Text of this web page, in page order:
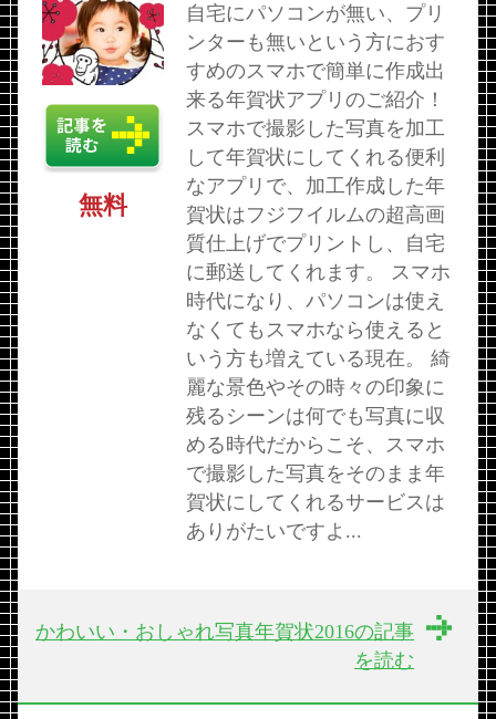
自宅にパソコンが無い、プリ
ンターも無いという方におす
すめのスマホで簡単に作成出
来る年賀状アプリのご紹介！
スマホで撮影した写真を加工
して年賀状にしてくれる便利
なアプリで、加工作成した年
賀状はフジフイルムの超高画
質仕上げでプリントし、自宅
に郵送してくれます。 スマホ
時代になり、パソコンは使え
なくてもスマホなら使えると
いう方も増えている現在。 綺
麗な景色やその時々の印象に
残るシーンは何でも写真に収
める時代だからこそ、スマホ
で撮影した写真をそのまま年
賀状にしてくれるサービスは
ありがたいですよ...
無料
かわいい・おしゃれ写真年賀状2016の記事
を読む